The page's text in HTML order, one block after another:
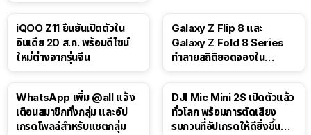
iQOO Z11 ยืนยันเปิดตัวใน
อินเดีย 20 ส.ค. พร้อมดีไซน์
ใหม่ต่างจากรุ่นจีน
Galaxy Z Flip 8 และ
Galaxy Z Fold 8 Series
ทำลายสถิติยอดจองใน
WhatsApp เพิ่ม @all แจ้ง
เตือนสมาชิกทั้งกลุ่ม และอัป
เกรดโพลล์สำหรับแชตกลุ่ม
DJI Mic Mini 2S เปิดตัวแล้ว
ทั่วโลก พร้อมการตัดเสียง
รบกวนที่อัปเกรดให้ดียิ่งขึ้น